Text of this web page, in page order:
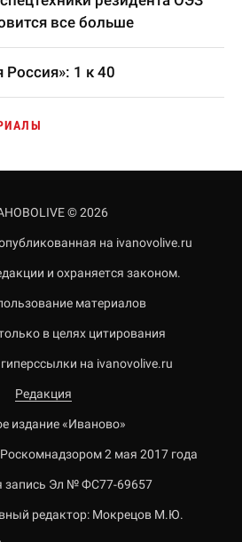
все больше
1 к 40
© 2026
на ivanovolive.ru
и охраняется законом.
материалов
в целях цитирования
на ivanovolive.ru
Редакция
издание «Иваново»
2 мая 2017 года
запись Эл № ФС77-69657
редактор: Мокрецов М.Ю.